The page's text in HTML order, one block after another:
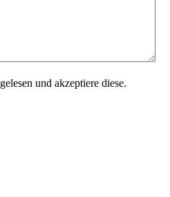
gelesen und akzeptiere diese.